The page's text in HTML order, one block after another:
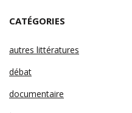
CATÉGORIES
autres littératures
débat
documentaire